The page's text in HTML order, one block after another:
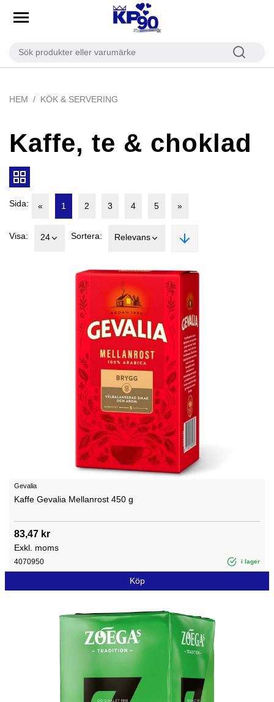
HEM KÖK & SERVERING
Kaffe, te & choklad
Sida: « 1 2 3 4 5 »
Visa: 24 Sortera: Relevans
Gevalia
Kaffe Gevalia Mellanrost 450 g
83,47 kr
Exkl. moms
4070950 i lager
Köp